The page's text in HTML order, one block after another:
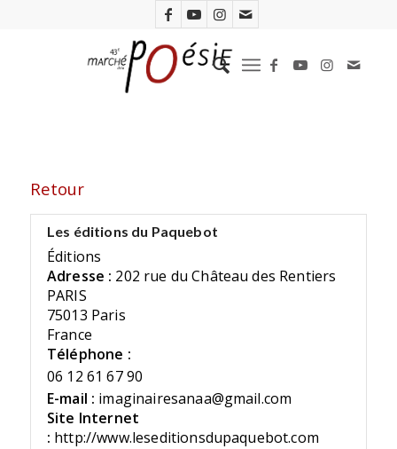
Retour
Les éditions du Paquebot
Éditions
Adresse : 202 rue du Château des Rentiers
PARIS
75013 Paris
France
Téléphone :
06 12 61 67 90
E-mail : imaginairesanaa@gmail.com
Site Internet
: http://www.leseditionsdupaquebot.com